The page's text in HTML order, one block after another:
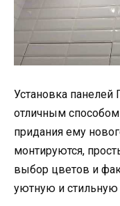
Установка панелей
отличным
придания ему
монтируются,
выбор цветов и
уютную и стильную